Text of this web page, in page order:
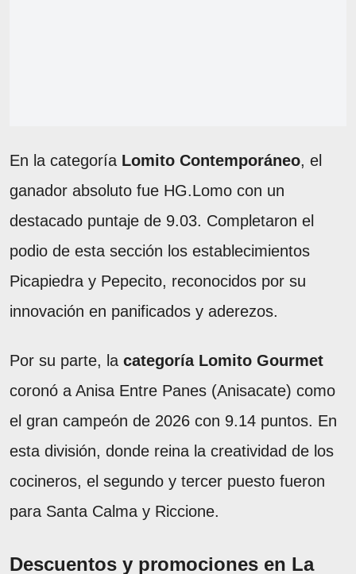
En la categoría Lomito Contemporáneo, el
ganador absoluto fue HG.Lomo con un
destacado puntaje de 9.03. Completaron el
podio de esta sección los establecimientos
Picapiedra y Pepecito, reconocidos por su
innovación en panificados y aderezos.
Por su parte, la categoría Lomito Gourmet
coronó a Anisa Entre Panes (Anisacate) como
el gran campeón de 2026 con 9.14 puntos. En
esta división, donde reina la creatividad de los
cocineros, el segundo y tercer puesto fueron
para Santa Calma y Riccione.
Descuentos y promociones en La